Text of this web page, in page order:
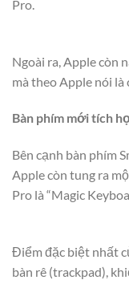
Pro.
Ngoài ra, Apple còn
mà theo Apple nói
Bàn phím mới tích
Bên cạnh bàn phím
Apple còn tung ra
Pro là “Magic
Điểm đặc biệt nhất
bàn rê (trackpad),